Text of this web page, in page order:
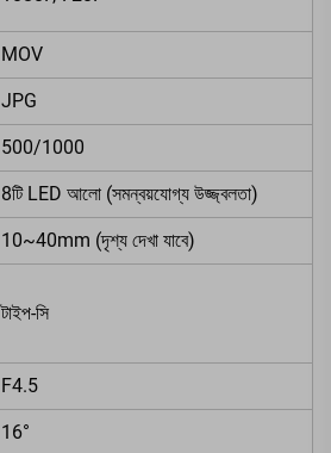
MOV
JPG
500/1000
8টি LED আলো (সমন্বয়যোগ্য উজ্জ্বলতা)
10~40mm (দৃশ্য দেখা যাবে)
টাইপ-সি
F4.5
16°